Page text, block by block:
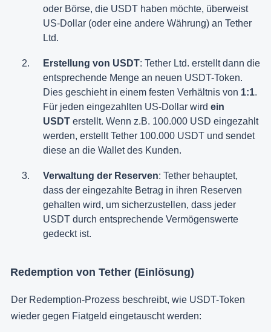
oder Börse, die USDT haben möchte, überweist
US-Dollar (oder eine andere Währung) an Tether
Ltd.
Erstellung von USDT: Tether Ltd. erstellt dann die
entsprechende Menge an neuen USDT-Token.
Dies geschieht in einem festen Verhältnis von 1:1.
Für jeden eingezahlten US-Dollar wird ein
USDT erstellt. Wenn z.B. 100.000 USD eingezahlt
werden, erstellt Tether 100.000 USDT und sendet
diese an die Wallet des Kunden​.
Verwaltung der Reserven: Tether behauptet,
dass der eingezahlte Betrag in ihren Reserven
gehalten wird, um sicherzustellen, dass jeder
USDT durch entsprechende Vermögenswerte
gedeckt ist​.
Redemption von Tether (Einlösung)
Der Redemption-Prozess beschreibt, wie USDT-Token
wieder gegen Fiatgeld eingetauscht werden: